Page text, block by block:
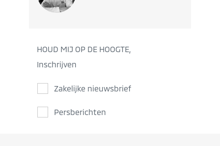
HOUD MIJ OP DE HOOGTE,
Inschrijven
Zakelijke nieuwsbrief
Persberichten